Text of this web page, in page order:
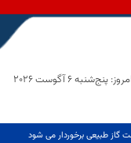
امروز: پنج‌شنبه 6 آگوست 2026
گاز طبیعی برخوردار می شود